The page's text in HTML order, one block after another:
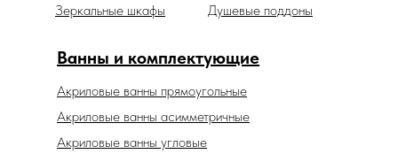
Ванны и комплектующие
Акриловые ванны прямоугольные
Зеркальные шкафы Душевые поддоны
Акриловые ванны асимметричные
Акриловые ванны угловые